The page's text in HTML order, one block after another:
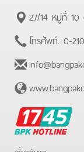
27/14 หมู่ที่ 10
โทรศัพท์. 0-
BPK
Hotline